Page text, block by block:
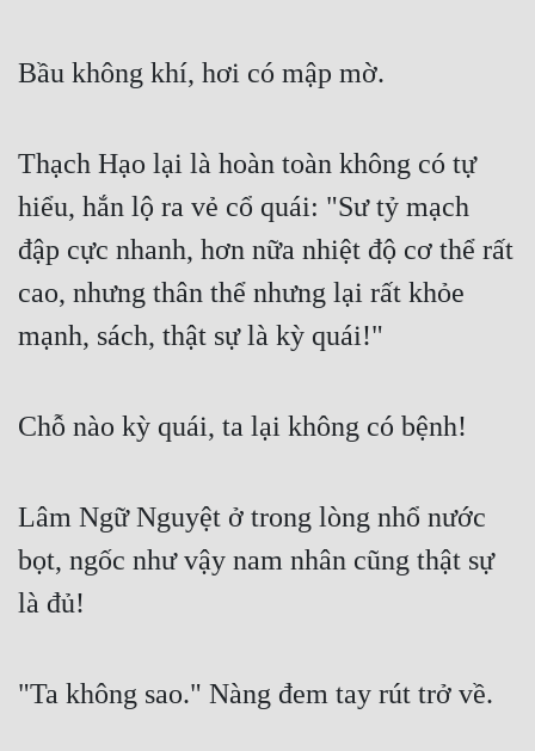
Bầu không khí, hơi có mập mờ.
Thạch Hạo lại là hoàn toàn không có tự
hiểu, hắn lộ ra vẻ cổ quái: "Sư tỷ mạch
đập cực nhanh, hơn nữa nhiệt độ cơ thể rất
cao, nhưng thân thể nhưng lại rất khỏe
mạnh, sách, thật sự là kỳ quái!"
Chỗ nào kỳ quái, ta lại không có bệnh!
Lâm Ngữ Nguyệt ở trong lòng nhổ nước
bọt, ngốc như vậy nam nhân cũng thật sự
là đủ!
"Ta không sao." Nàng đem tay rút trở về.